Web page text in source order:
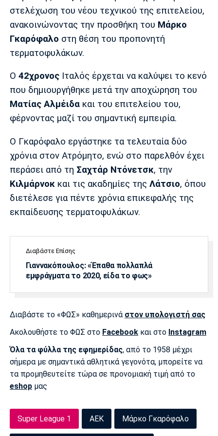
Πολιτισμός
Τραγούδια
Cine Spot
Running
Media
Παρασκήνιο
Πρόγραμμα TV
Ιωνικός Κηφισιά Πανσερραϊκός
Μπαρτσελόνα
Ρεάλ
Μαδρίτης
Ατλέτικο
Μαδρίτης
Μάντσεστερ
Γιουνάιτεντ
Τσέλσι
Ίντερ Μίλαν Μπάγερν
Μπορούσια
Παρί Σεν
Μαρσέιγ
στελέχωση του νέου τεχνικού της επιτελείου,
ανακοινώνοντας την προσθήκη του Μάρκο
Γκαρόφαλο στη θέση του προπονητή
τερματοφυλάκων.
Ο 42χρονος Ιταλός έρχεται να καλύψει το κενό
που δημιουργήθηκε μετά την αποχώρηση του
Ματίας Αλμέιδα και του επιτελείου του,
φέρνοντας μαζί του σημαντική εμπειρία.
Ο Γκαρόφαλο εργάστηκε τα τελευταία δύο
χρόνια στον Ατρόμητο, ενώ στο παρελθόν έχει
περάσει από τη Σαχτάρ Ντόνετσκ, την
Κιλμάρνοκ και τις ακαδημίες της Λάτσιο, όπου
διετέλεσε για πέντε χρόνια επικεφαλής της
εκπαίδευσης τερματοφυλάκων.
Διαβάστε Επίσης
Γιαννακόπουλος: «Έπαθα πολλαπλά
εμφράγματα το 2020, είδα το φως»
Διαβάστε το «ΦΩΣ» καθημερινά στον υπολογιστή σας
Ακολουθήστε το ΦΩΣ στο Facebook και στο Instagram
Όλα τα φύλλα της εφημερίδας, από το 1958 μέχρι
σήμερα με σημαντικά αθλητικά γεγονότα, μπορείτε να
τα προμηθευτείτε τώρα σε προνομιακή τιμή από το
eshop μας
Super League 1 ΑΕΚ Μάρκο Γκαρόφαλο